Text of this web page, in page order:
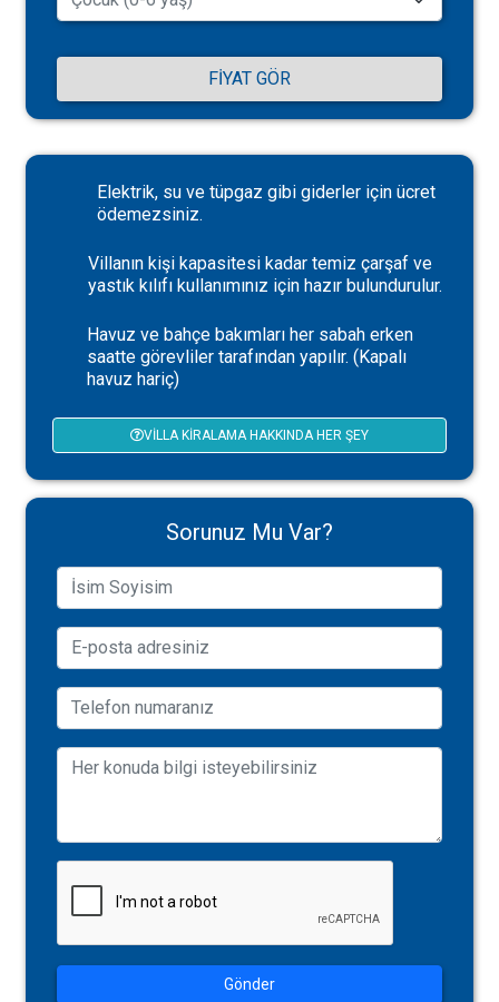
FIYAT GÖR
Elektrik, su ve tüpgaz gibi giderler için ücret
ödemezsiniz.
Villanın kişi kapasitesi kadar temiz çarşaf ve
yastık kılıfı kullanımınız için hazır bulundurulur.
Havuz ve bahçe bakımları her sabah erken
saatte görevliler tarafından yapılır. (Kapalı
havuz hariç)
VILLA KIRALAMA HAKKINDA HER ŞEY
Sorunuz Mu Var?
Gönder